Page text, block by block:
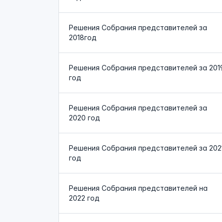
Решения Собрания представителей за
2018год
Решения Собрания представителей за
год
Решения Собрания представителей за
2020 год
Решения Собрания представителей за
год
Решения Собрания представителей на
2022 год